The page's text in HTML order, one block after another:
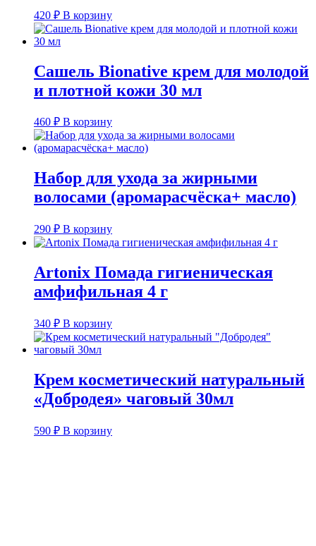
420 ₽ В корзину
Сашель Bionative крем для молодой
и плотной кожи 30 мл
460 ₽ В корзину
Набор для ухода за жирными
волосами (аромарасчёска+ масло)
290 ₽ В корзину
Artonix Помада гигиеническая
амфифильная 4 г
340 ₽ В корзину
Крем косметический натуральный
«Добродея» чаговый 30мл
590 ₽ В корзину